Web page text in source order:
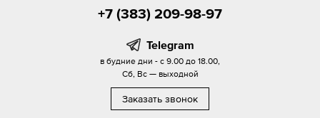
+7 (383) 209-98-97
Telegram
в будние дни - с 9.00 до 18.00,
Сб, Вс — выходной
Заказать звонок